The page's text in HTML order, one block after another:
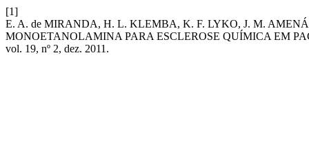
[1]
E. A. de MIRANDA, H. L. KLEMBA, K. F. LYKO, J. M.
MONOETANOLAMINA PARA ESCLEROSE QUÍMICA EM
vol. 19, nº 2, dez. 2011.